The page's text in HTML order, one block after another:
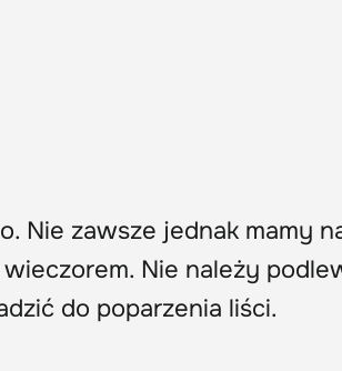
Nie zawsze jednak mamy
Nie należy
do poparzenia liści.